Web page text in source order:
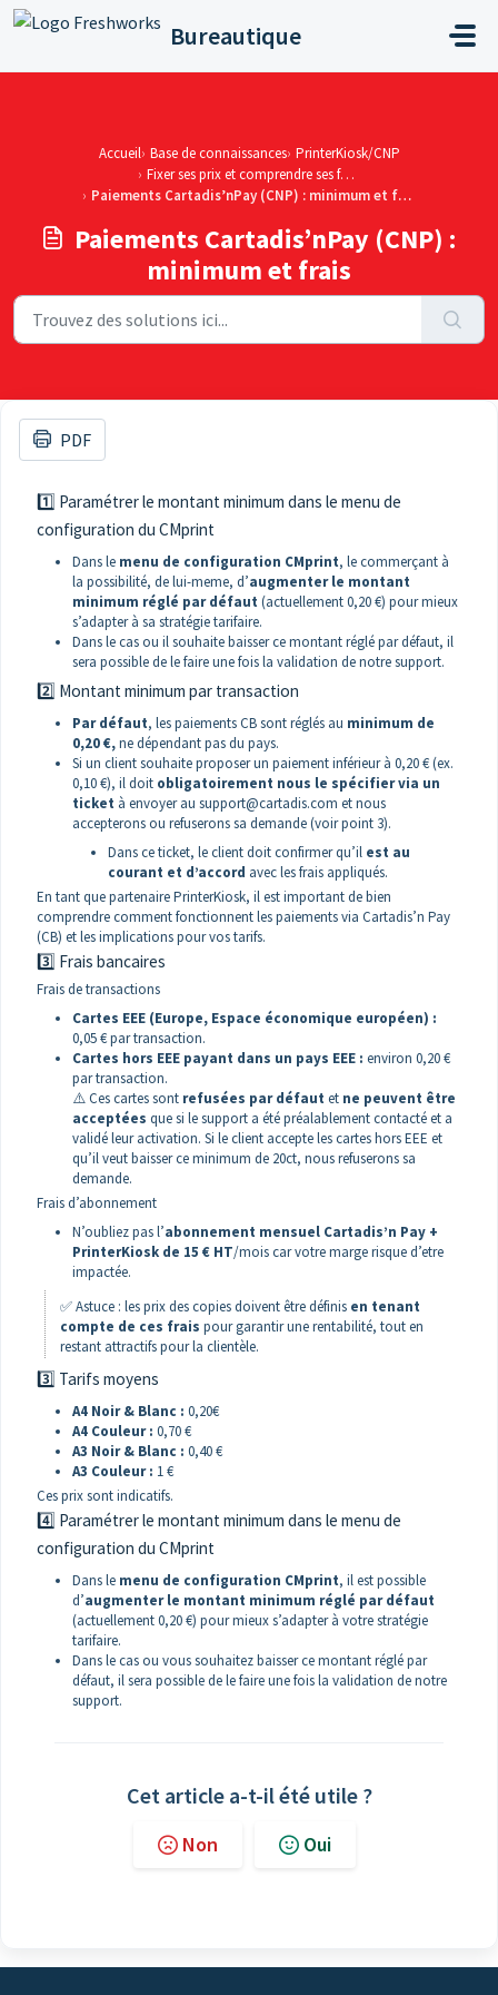
Passer au contenu principal
Bureautique
Accueil Base de connaissances PrinterKiosk/CNP
Fixer ses prix et comprendre ses factures
Paiements Cartadis’nPay (CNP) : minimum et frais
Paiements Cartadis’nPay (CNP) :
minimum et frais
PDF
1️⃣ Paramétrer le montant minimum dans le menu de
configuration du CMprint
Dans le menu de configuration CMprint, le commerçant à
la possibilité, de lui-meme, d’augmenter le montant
minimum réglé par défaut (actuellement 0,20 €) pour mieux
s’adapter à sa stratégie tarifaire.
Dans le cas ou il souhaite baisser ce montant réglé par défaut, il
sera possible de le faire une fois la validation de notre support.
2️⃣ Montant minimum par transaction
Par défaut, les paiements CB sont réglés au minimum de
0,20 €,ne dépendant pas du pays.
Si un client souhaite proposer un paiement inférieur à 0,20 € (ex.
0,10 €), il doit obligatoirement nous le spécifier via un
ticket à envoyer au support@cartadis.com et nous
accepterons ou refuserons sa demande (voir point 3).
Dans ce ticket, le client doit confirmer qu’il est au
courant et d’accord avec les frais appliqués.
En tant que partenaire PrinterKiosk, il est important de bien
comprendre comment fonctionnent les paiements via Cartadis’n Pay
(CB) et les implications pour vos tarifs.
3️⃣ Frais bancaires
Frais de transactions
Cartes EEE (Europe, Espace économique européen) :
0,05 € par transaction.
Cartes hors EEE payant dans un pays EEE : environ 0,20 €
par transaction.
⚠️ Ces cartes sont refusées par défaut et ne peuvent être
acceptées que si le support a été préalablement contacté et a
validé leur activation. Si le client accepte les cartes hors EEE et
qu’il veut baisser ce minimum de 20ct, nous refuserons sa
demande.
Frais d’abonnement
N’oubliez pas l’abonnement mensuel Cartadis’n Pay +
PrinterKiosk de 15 € HT/mois car votre marge risque d’etre
impactée.
✅ Astuce : les prix des copies doivent être définis en tenant
compte de ces frais pour garantir une rentabilité, tout en
restant attractifs pour la clientèle.
3️⃣ Tarifs moyens
A4 Noir & Blanc : 0,20€
A4 Couleur : 0,70 €
A3 Noir & Blanc : 0,40 €
A3 Couleur : 1 €
Ces prix sont indicatifs.
4️⃣ Paramétrer le montant minimum dans le menu de
configuration du CMprint
Dans le menu de configuration CMprint, il est possible
d’augmenter le montant minimum réglé par défaut
(actuellement 0,20 €) pour mieux s’adapter à votre stratégie
tarifaire.
Dans le cas ou vous souhaitez baisser ce montant réglé par
défaut, il sera possible de le faire une fois la validation de notre
support.
Cet article a-t-il été utile ?
Non Oui